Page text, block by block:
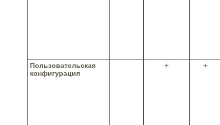
Пользовательская
конфигурация
+ +